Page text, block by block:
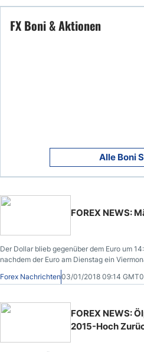
FX Boni & Aktionen
Alle Boni
FOREX NEWS:
Der Dollar blieb gegenüber dem Euro um
nachdem der Euro am Dienstag ein
Forex Nachrichten03/01/2018 09:14 GMT0
FOREX NEWS:
2015-Hoch